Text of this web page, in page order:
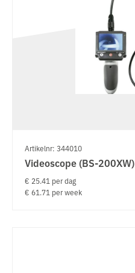
Artikelnr: 344010
Videoscope (BS-200XW)
€ 25.41 per dag
€ 61.71 per week